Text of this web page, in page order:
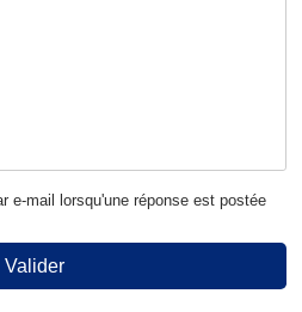
e-mail lorsqu'une réponse est postée
Valider